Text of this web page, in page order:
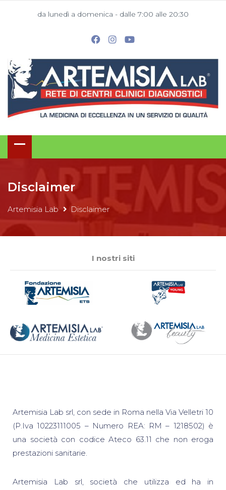
da lunedì a domenica - dalle 7:00 alle 20:30
Disclaimer
Artemisia Lab Disclaimer
I nostri siti
Artemisia Lab srl, con sede in Roma nella Via Velletri 10
(P.Iva 10223111005 – Numero REA: RM – 1218502) è
una società con codice Ateco 63.11 che non eroga
prestazioni sanitarie.
Artemisia Lab srl, società che utilizza ed ha in